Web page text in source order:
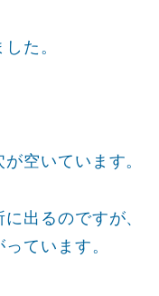
た。
が空いています。
出るのですが、
ています。